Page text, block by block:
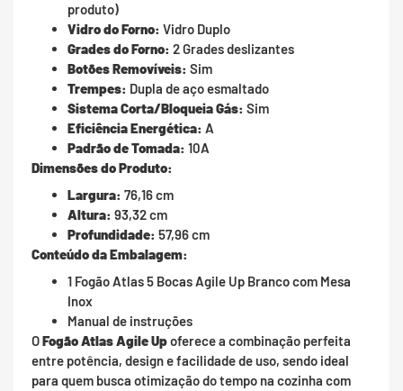
produto)
Vidro do Forno: Vidro Duplo
Grades do Forno: 2 Grades deslizantes
Botões Removíveis: Sim
Trempes: Dupla de aço esmaltado
Sistema Corta/Bloqueia Gás: Sim
Eficiência Energética: A
Padrão de Tomada: 10A
Dimensões do Produto:
Largura: 76,16 cm
Altura: 93,32 cm
Profundidade: 57,96 cm
Conteúdo da Embalagem:
1 Fogão Atlas 5 Bocas Agile Up Branco com Mesa
Inox
Manual de instruções
OFogão Atlas Agile Upoferece a combinação perfeita
entre potência, design e facilidade de uso, sendo ideal
para quem busca otimização do tempo na cozinha com